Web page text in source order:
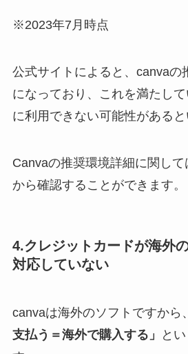
※2023年7月時点
公式サイトによると、canvaの
になっており、これを満たし
に利用できない可能性があると
Canvaの推奨環境詳細に関して
から確認することができます。
4.クレジットカードが海外
対応していない
canvaは海外のソフトですから、
支払う＝海外で購入する」
と